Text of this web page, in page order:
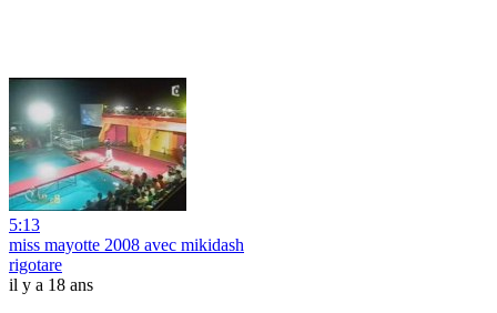
5:13
miss mayotte 2008 avec mikidash
rigotare
il y a 18 ans